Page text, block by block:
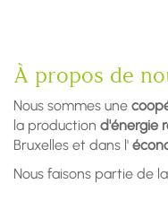
À propos de
Nous sommes une
la production d'énergie
Bruxelles et dans l'
Nous faisons partie de la